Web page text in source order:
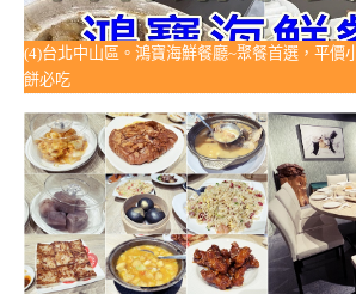
(4)台北中山區。鴻寶海鮮餐廳~聚餐首選，平價
餅必吃